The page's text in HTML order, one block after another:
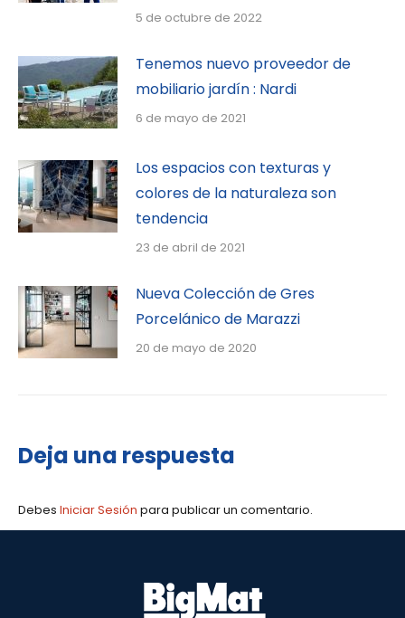
5 de octubre de 2022
Tenemos nuevo proveedor de
mobiliario jardín : Nardi
6 de mayo de 2021
Los espacios con texturas y
colores de la naturaleza son
tendencia
23 de abril de 2021
Nueva Colección de Gres
Porcelánico de Marazzi
20 de mayo de 2020
Deja una respuesta
Debes Iniciar Sesión para publicar un comentario.